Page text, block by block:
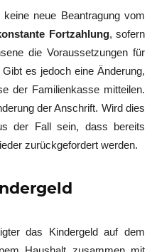
neue Beantragung vom
Fortzahlung, sofern
die Voraussetzungen für
es jedoch eine Änderung,
der Familienkasse mitteilen.
der Anschrift. Wird dies
der Fall sein, dass bereits
zurückgefordert werden.
das Kindergeld auf dem